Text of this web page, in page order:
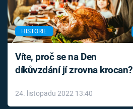
HISTORIE
Víte, proč se na Den
díkůvzdání jí zrovna krocan?
24. listopadu 2022 13:40